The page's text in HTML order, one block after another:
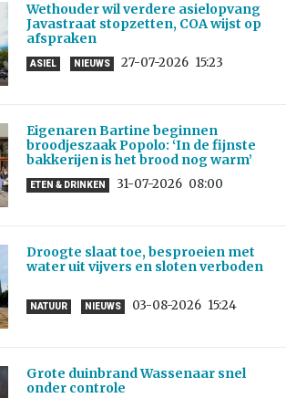
Wethouder wil verdere asielopvang
Javastraat stopzetten, COA wijst op
afspraken
ASIEL NIEUWS 27-07-2026 15:23
Eigenaren Bartine beginnen
broodjeszaak Popolo: ‘In de fijnste
bakkerijen is het brood nog warm’
ETEN & DRINKEN 31-07-2026 08:00
Droogte slaat toe, besproeien met
water uit vijvers en sloten verboden
NATUUR NIEUWS 03-08-2026 15:24
Grote duinbrand Wassenaar snel
onder controle